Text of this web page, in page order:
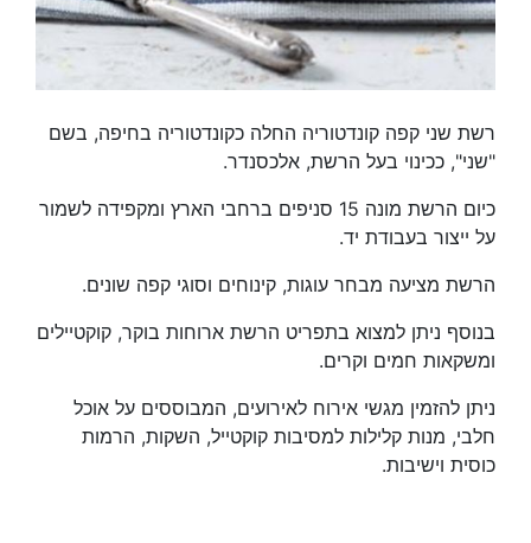
רשת שני קפה קונדטוריה החלה כקונדטוריה בחיפה, בשם
"שני", ככינוי בעל הרשת, אלכסנדר.
כיום הרשת מונה 15 סניפים ברחבי הארץ ומקפידה לשמור
על ייצור בעבודת יד.
הרשת מציעה מבחר עוגות, קינוחים וסוגי קפה שונים.
בנוסף ניתן למצוא בתפריט הרשת ארוחות בוקר, קוקטיילים
ומשקאות חמים וקרים.
ניתן להזמין מגשי אירוח לאירועים, המבוססים על אוכל
חלבי, מנות קלילות למסיבות קוקטייל, השקות, הרמות
כוסית וישיבות.